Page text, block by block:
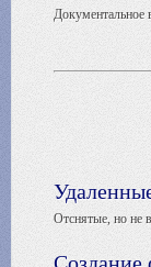
Документальное
Отснятые, но не